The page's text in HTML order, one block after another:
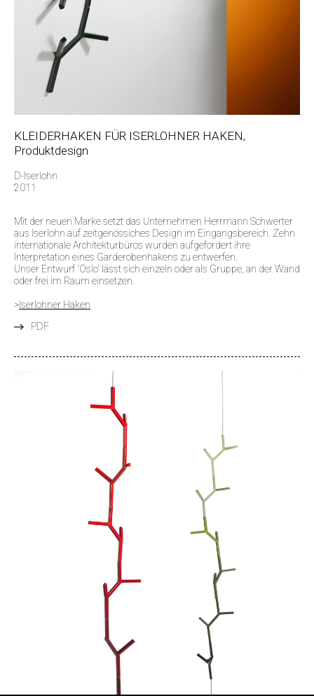
KLEIDERHAKEN FÜR ISERLOHNER HAKEN,
Produktdesign
D-Iserlohn
2011
Mit der neuen Marke setzt das Unternehmen Herrmann Schwerter
aus Iserlohn auf zeitgenössiches Design im Eingangsbereich. Zehn
internationale Architekturbüros wurden aufgefordert ihre
Interpretation eines Garderobenhakens zu entwerfen.
Unser Entwurf 'Oslo' lässt sich einzeln oder als Gruppe, an der Wand
oder frei im Raum einsetzen.
>Iserlohner Haken
PDF